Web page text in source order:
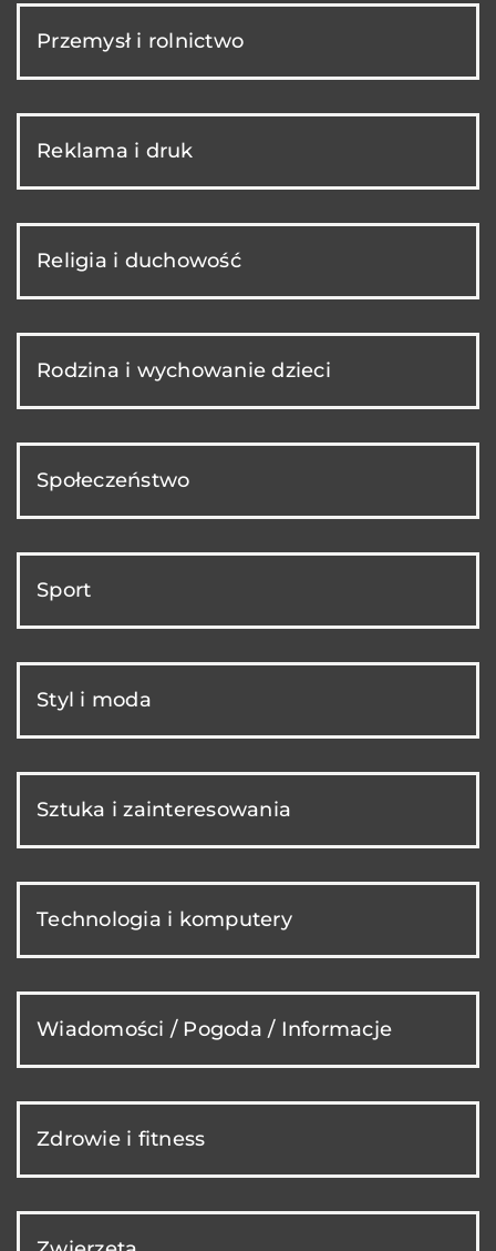
Przemysł i rolnictwo
Reklama i druk
Religia i duchowość
Rodzina i wychowanie dzieci
Społeczeństwo
Sport
Styl i moda
Sztuka i zainteresowania
Technologia i komputery
Wiadomości / Pogoda / Informacje
Zdrowie i fitness